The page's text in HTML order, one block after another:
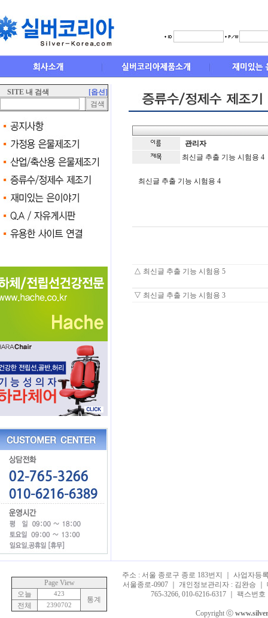
SITE 내 검색 [옵션]
관리자
최신글 추출 기능 시험용 4
최신글 추출 기능 시험용 4
△ 최신글 추출 기능 시험용 5
▽ 최신글 추출 기능 시험용 3
Page View
오늘
423
통계
전체 2390702
주소 : 서울 종로구 종로 183번지 ｜ 사업자등
서울종로-0907 ｜ 개인정보관리자 : 김완승
765-3266, 010-6216-6317 ｜ 팩스번
Copyright ⓒ